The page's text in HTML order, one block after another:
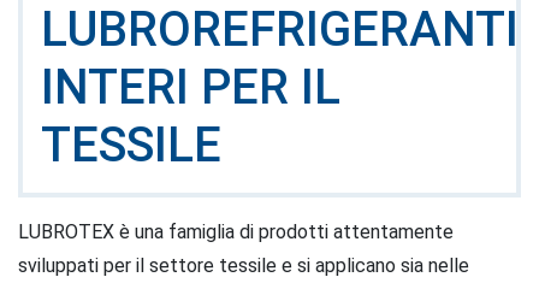
LUBROREFRIGERANTI
INTERI PER IL
TESSILE
LUBROTEX è una famiglia di prodotti attentamente
sviluppati per il settore tessile e si applicano sia nelle